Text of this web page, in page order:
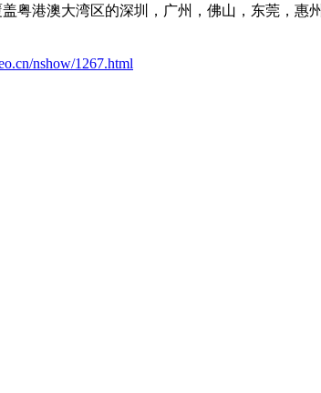
粤港澳大湾区的深圳，广州，佛山，东莞，惠
nshow/1267.html